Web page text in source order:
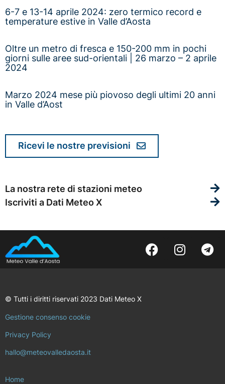
6-7 e 13-14 aprile 2024: zero termico record e
temperature estive in Valle d’Aosta
Oltre un metro di fresca e 150-200 mm in pochi
giorni sulle aree sud-orientali | 26 marzo – 2 aprile
2024
Marzo 2024 mese più piovoso degli ultimi 20 anni
in Valle d’Aost
Ricevi le nostre previsioni
La nostra rete di stazioni meteo
Iscriviti a Dati Meteo X
© Tutti i diritti riservati 2023 Dati Meteo X
Gestione consenso cookie
Privacy Policy
hallo@meteovalledaosta.it
Home